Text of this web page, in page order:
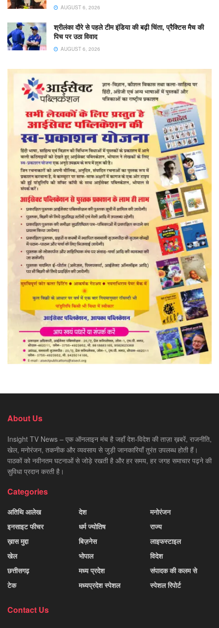
AUGUST 6, 2026
श्रीलंका दौरे से पहले टीम इंडिया की बढ़ी चिंता, प्रैक्टिस मैच की
पिच पर उठा विवाद
AUGUST 6, 2026
About Us
Insight TV News – एक ऑनलाइन मंच है जहाँ देश-विदेश की ताज़ा ख़बरें, राजनीति,
खेल, मनोरंजन, तकनीक और व्यवसाय से जुड़ी जानकारियाँ तुरंत उपलब्ध होती हैं।
पाठकों को नवीनतम घटनाओं से जोड़े रखती है और हर समय, हर जगह समाचार पढ़ने की
सुविधा प्रदान करती है।
Categories
अतिथि आलेख
इनसाइट फीचर
ख़ास मुद्दा
खेल
छत्तीसगढ़
टेक
देश
धर्म ज्योतिष
बिज़नेस
भोपाल
मध्य प्रदेश
मध्यप्रदेश स्पेशल
मनोरंजन
राज्य
लाइफस्टाइल
विदेश
संपादक की कलम से
स्पेशल रिपोर्ट
Contact Us